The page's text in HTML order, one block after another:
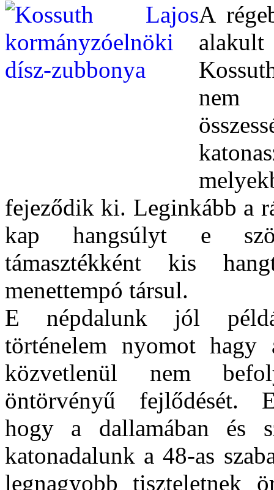
A
nem
fejeződik ki. Leginkább a
kap hangsúlyt e
támasztékként kis
menettempó társul.
E népdalunk jól
történelem nyomot hagy
közvetlenül nem
öntörvényű fejlődését.
hogy a dallamában és
katonadalunk a 48-as
legnagyobb tiszteletnek